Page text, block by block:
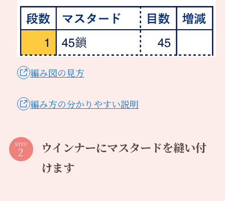
編み図の見方
編み方の分かりやすい説明
STEP
ウインナーにマスタードを縫い付
けます